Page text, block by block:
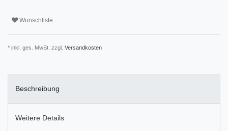
Wunschliste
* inkl. ges. MwSt. zzgl. Versandkosten
Beschreibung
Weitere Details